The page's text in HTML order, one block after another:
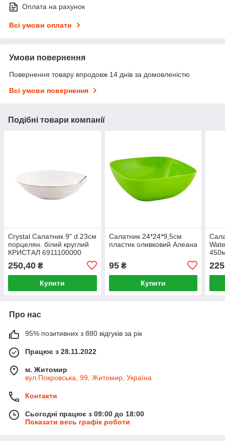
Оплата на рахунок
Всі умови оплати
Умови повернення
Повернення товару впродовж 14 днів за домовленістю
Всі умови повернення
Подібні товари компанії
Crystal Салатник 9" d.23см
порцелян. білий круглий
КРИСТАЛ 6911100000
250,40 ₴
Купити
Салатник 24*24*9,5см
пластик оливковий Алеана
95₴
Купити
Про нас
95% позитивних з 880 відгуків за рік
Працює з 28.11.2022
м. Житомир
вул.Покровська, 99, Житомир, Україна
Контакти
Сьогодні працює з 09:00 до 18:00
Показати весь графік роботи